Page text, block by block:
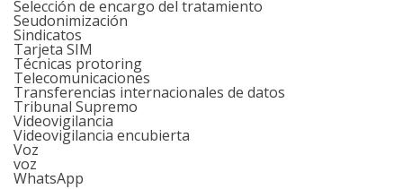
Selección de encargo del tratamiento
Seudonimización
Sindicatos
Tarjeta SIM
Técnicas protoring
Telecomunicaciones
Transferencias internacionales de datos
Tribunal Supremo
Videovigilancia
Videovigilancia encubierta
Voz
voz
WhatsApp